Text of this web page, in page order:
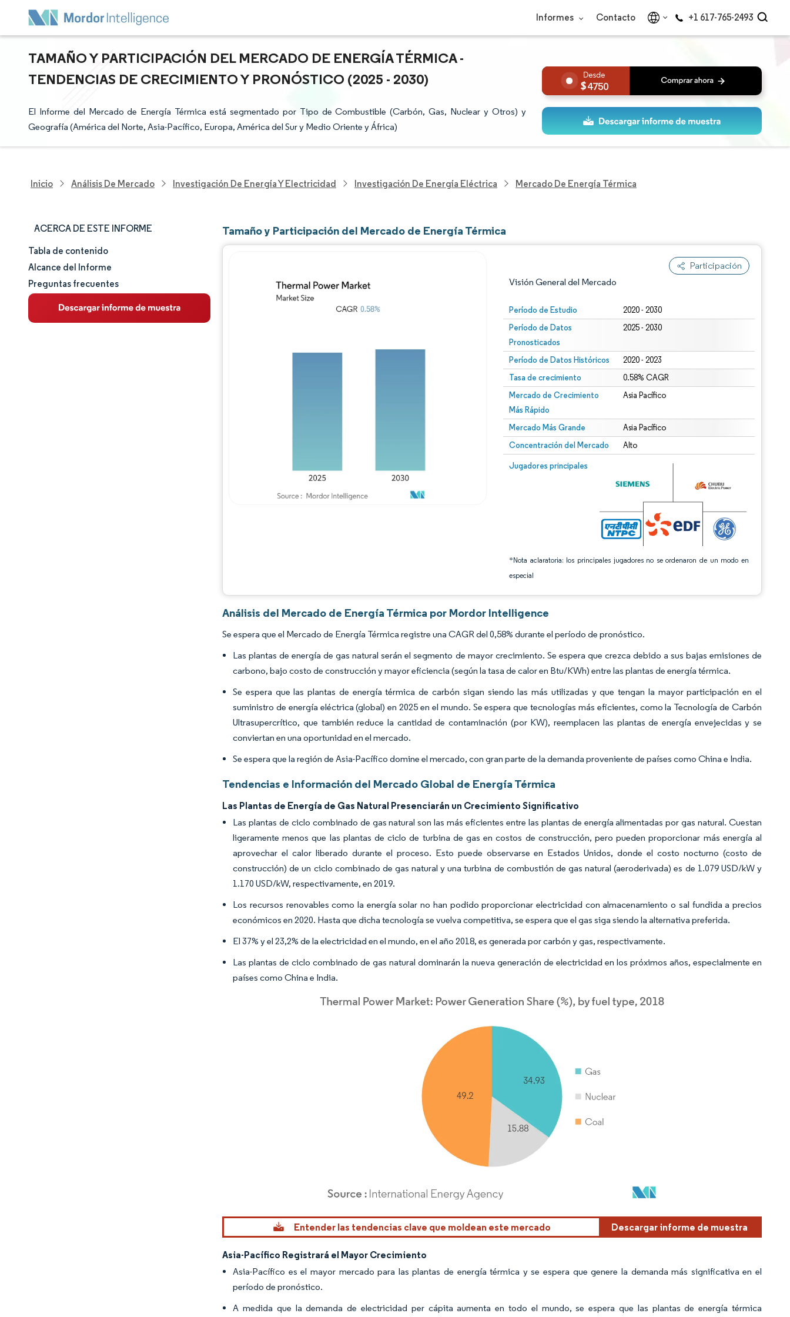
Informes Contacto +1 617-765-2493
TAMAÑO Y PARTICIPACIÓN DEL MERCADO DE ENERGÍA TÉRMICA -
TENDENCIAS DE CRECIMIENTO Y PRONÓSTICO (2025 - 2030)
El Informe del Mercado de Energía Térmica está segmentado por Tipo de Combustible (Carbón, Gas, Nuclear y Otros) y
Geografía (América del Norte, Asia-Pacífico, Europa, América del Sur y Medio Oriente y África)
4750
Inicio Análisis De Mercado Investigación De Energía Y Electricidad Investigación De Energía Eléctrica Mercado De Energía Térmica
ACERCA DE ESTE INFORME
Tamaño y cuota de mercado
Análisis de mercado
Tendencias e ideas
Tabla de contenido
Alcance del Informe
Preguntas frecuentes
Tamaño y Participación del Mercado de Energía Térmica
Participación
Visión General del Mercado
Período de Estudio 2020 - 2030
Período de Datos
Pronosticados
2025 - 2030
Período de Datos Históricos 2020 - 2023
Tasa de crecimiento 0.58% CAGR
Mercado de Crecimiento
Más Rápido
Asia Pacífico
Mercado Más Grande Asia Pacífico
Concentración del Mercado Alto
Jugadores principales
*Nota aclaratoria: los principales jugadores no se ordenaron de un modo en
especial
Imagen © Mordor Intelligence. El uso requiere atribución según CC BY 4.0.
Imagen © Mordor Intelligence. El uso requiere atribución según CC BY 4.0.
Análisis del Mercado de Energía Térmica por Mordor Intelligence
Se espera que el Mercado de Energía Térmica registre una CAGR del 0,58% durante el período de pronóstico.
Las plantas de energía de gas natural serán el segmento de mayor crecimiento. Se espera que crezca debido a sus bajas emisiones de
carbono, bajo costo de construcción y mayor eficiencia (según la tasa de calor en Btu/KWh) entre las plantas de energía térmica.
Se espera que las plantas de energía térmica de carbón sigan siendo las más utilizadas y que tengan la mayor participación en el
suministro de energía eléctrica (global) en 2025 en el mundo. Se espera que tecnologías más eficientes, como la Tecnología de Carbón
Ultrasupercrítico, que también reduce la cantidad de contaminación (por KW), reemplacen las plantas de energía envejecidas y se
conviertan en una oportunidad en el mercado.
Se espera que la región de Asia-Pacífico domine el mercado, con gran parte de la demanda proveniente de países como China e India.
Tendencias e Información del Mercado Global de Energía Térmica
Las Plantas de Energía de Gas Natural Presenciarán un Crecimiento Significativo
Las plantas de ciclo combinado de gas natural son las más eficientes entre las plantas de energía alimentadas por gas natural. Cuestan
ligeramente menos que las plantas de ciclo de turbina de gas en costos de construcción, pero pueden proporcionar más energía al
aprovechar el calor liberado durante el proceso. Esto puede observarse en Estados Unidos, donde el costo nocturno (costo de
construcción) de un ciclo combinado de gas natural y una turbina de combustión de gas natural (aeroderivada) es de 1.079 USD/kW y
1.170 USD/kW, respectivamente, en 2019.
Los recursos renovables como la energía solar no han podido proporcionar electricidad con almacenamiento o sal fundida a precios
económicos en 2020. Hasta que dicha tecnología se vuelva competitiva, se espera que el gas siga siendo la alternativa preferida.
El 37% y el 23,2% de la electricidad en el mundo, en el año 2018, es generada por carbón y gas, respectivamente.
Las plantas de ciclo combinado de gas natural dominarán la nueva generación de electricidad en los próximos años, especialmente en
países como China e India.
Imagen © Mordor Intelligence. El uso requiere atribución según CC BY 4.0.
Entender las tendencias clave que moldean este mercado Descargar informe de muestra
Asia-Pacífico Registrará el Mayor Crecimiento
Asia-Pacífico es el mayor mercado para las plantas de energía térmica y se espera que genere la demanda más significativa en el
período de pronóstico.
A medida que la demanda de electricidad per cápita aumenta en todo el mundo, se espera que las plantas de energía térmica